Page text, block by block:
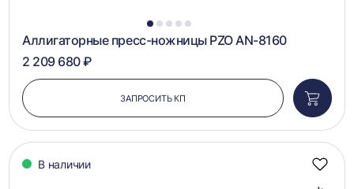
1 2 3 4 5
Аллигаторные пресс-ножницы PZO AN-8160
2 209 680 ₽
ЗАПРОСИТЬ КП
в
В наличии